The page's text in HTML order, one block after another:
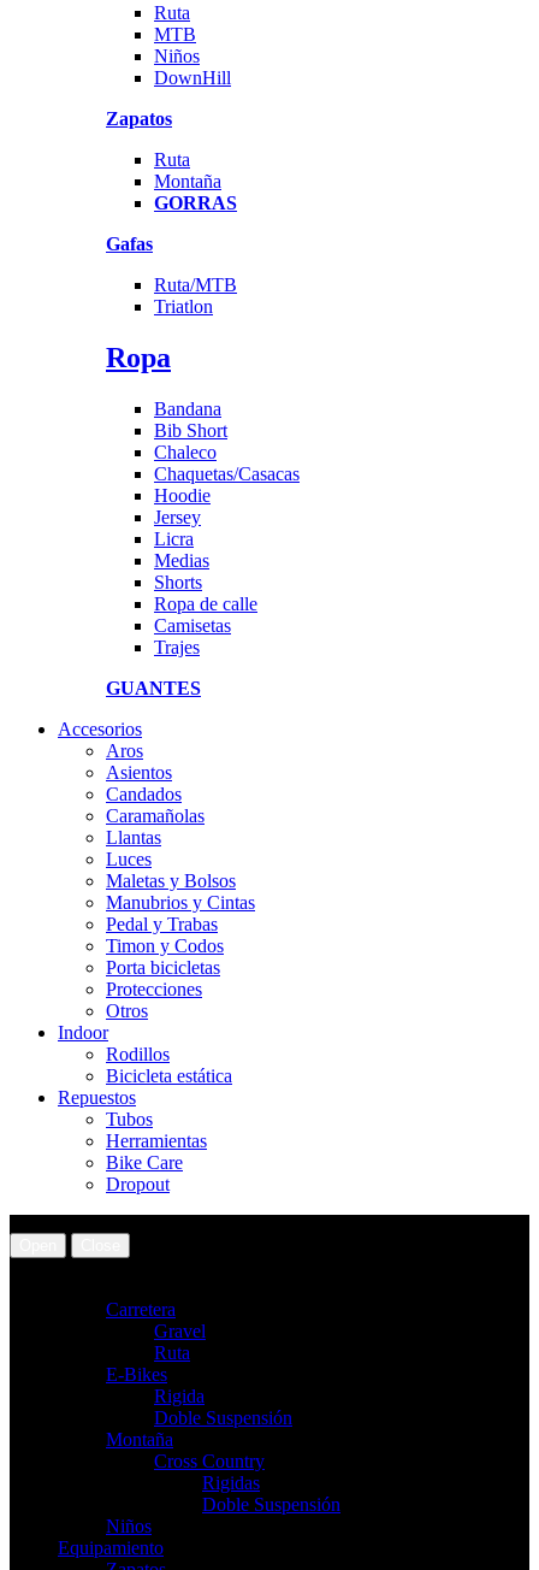
Ruta
MTB
Niños
DownHill
Zapatos
Ruta
Montaña
GORRAS
Gafas
Ruta/MTB
Triatlon
Ropa
Bandana
Bib Short
Chaleco
Chaquetas/Casacas
Hoodie
Jersey
Licra
Medias
Shorts
Ropa de calle
Camisetas
Trajes
GUANTES
Accesorios
Aros
Asientos
Candados
Caramañolas
Llantas
Luces
Maletas y Bolsos
Manubrios y Cintas
Pedal y Trabas
Timon y Codos
Porta bicicletas
Protecciones
Otros
Indoor
Rodillos
Bicicleta estática
Repuestos
Tubos
Herramientas
Bike Care
Dropout
Carretera
Gravel
Ruta
E-Bikes
Rigida
Doble Suspensión
Montaña
Cross Country
Rigidas
Doble Suspensión
Niños
Equipamiento